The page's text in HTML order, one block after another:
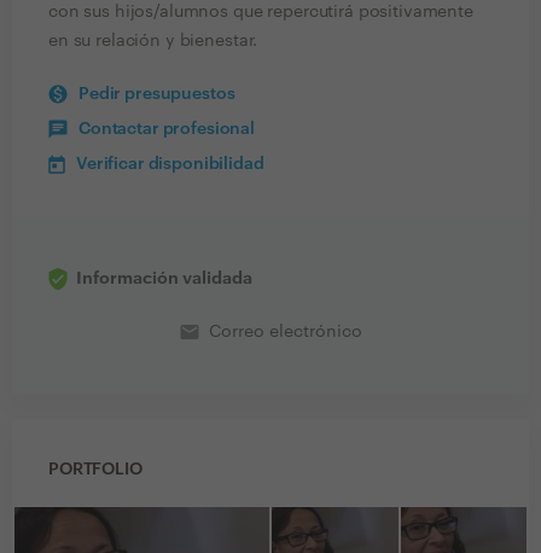
con sus hijos/alumnos que repercutirá positivamente
en su relación y bienestar.
Pedir presupuestos
Contactar profesional
Verificar disponibilidad
Información validada
email Correo electrónico
PORTFOLIO